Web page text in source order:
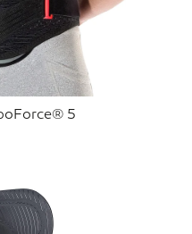
5